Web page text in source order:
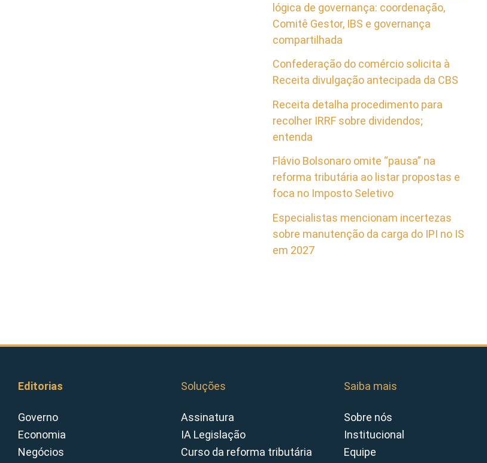
lógica de governança: coordenação,
Comitê Gestor, IBS e governança
compartilhada
Confederação do comércio solicita à
Receita divulgação antecipada da CBS
Receita detalha procedimento para
recolher IRRF sobre dividendos;
entenda
Flávio Bolsonaro omite “pausa” na
reforma tributária ao listar propostas e
foca no Imposto Seletivo
Especialistas mencionam incertezas
sobre manutenção da carga do IPI no IS
em 2027
Editorias
Governo
Economia
Negócios
Soluções
Assinatura
IA Legislação
Curso da reforma tributária
Saiba mais
Sobre nós
Institucional
Equipe